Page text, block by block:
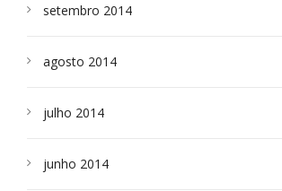
setembro 2014
agosto 2014
julho 2014
junho 2014